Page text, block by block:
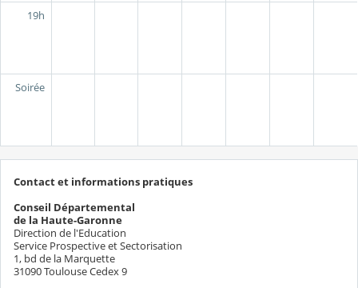
19h
Soirée
Contact et informations pratiques
Conseil Départemental
de la Haute-Garonne
Direction de l'Education
Service Prospective et Sectorisation
1, bd de la Marquette
31090 Toulouse Cedex 9